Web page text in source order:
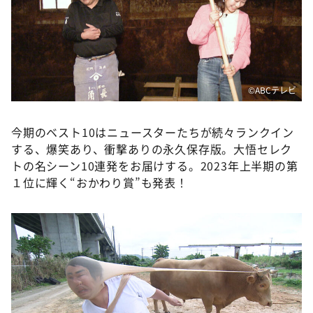
©️ABCテレビ
今期のベスト10はニュースターたちが続々ランクイン
する、爆笑あり、衝撃ありの永久保存版。大悟セレク
トの名シーン10連発をお届けする。2023年上半期の第
１位に輝く“おかわり賞”も発表！